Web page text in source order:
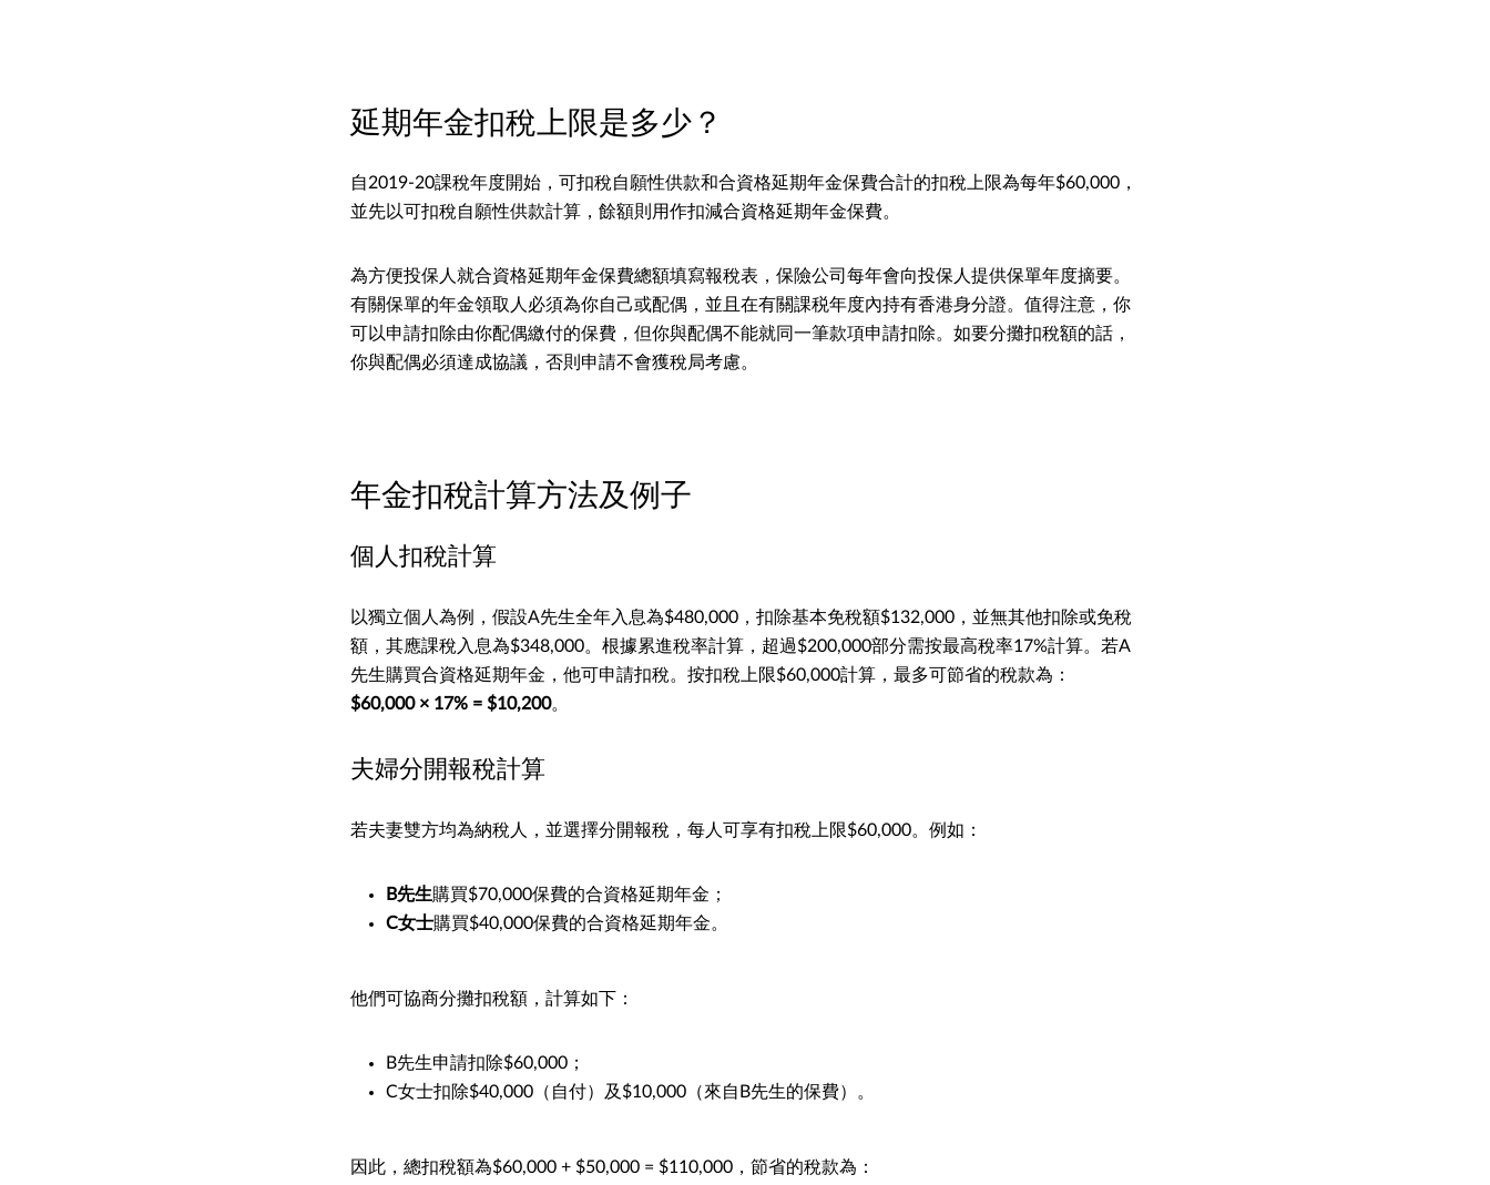
延期年金扣稅上限是多少？
自2019-20課稅年度開始，可扣稅自願性供款和合資格延期年金保費合計的扣稅上限為每年$60,000，
並先以可扣稅自願性供款計算，餘額則用作扣減合資格延期年金保費。
為方便投保人就合資格延期年金保費總額填寫報稅表，保險公司每年會向投保人提供保單年度摘要。
有關保單的年金領取人必須為你自己或配偶，並且在有關課税年度內持有香港身分證。值得注意，你
可以申請扣除由你配偶繳付的保費，但你與配偶不能就同一筆款項申請扣除。如要分攤扣稅額的話，
你與配偶必須達成協議，否則申請不會獲稅局考慮。
年金扣稅計算方法及例子
個人扣稅計算
以獨立個人為例，假設A先生全年入息為$480,000，扣除基本免稅額$132,000，並無其他扣除或免稅
額，其應課稅入息為$348,000。根據累進稅率計算，超過$200,000部分需按最高稅率17%計算。若A
先生購買合資格延期年金，他可申請扣稅。按扣稅上限$60,000計算，最多可節省的稅款為：
$60,000 × 17% = $10,200。
夫婦分開報稅計算
若夫妻雙方均為納稅人，並選擇分開報稅，每人可享有扣稅上限$60,000。例如：
B先生購買$70,000保費的合資格延期年金；
C女士購買$40,000保費的合資格延期年金。
他們可協商分攤扣稅額，計算如下：
B先生申請扣除$60,000；
C女士扣除$40,000（自付）及$10,000（來自B先生的保費）。
因此，總扣稅額為$60,000 + $50,000 = $110,000，節省的稅款為：